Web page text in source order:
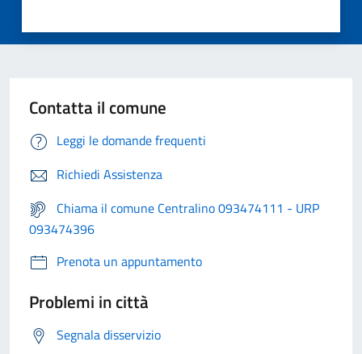
Contatta il comune
Leggi le domande frequenti
Richiedi Assistenza
Chiama il comune Centralino 093474111 - URP
093474396
Prenota un appuntamento
Problemi in città
Segnala disservizio